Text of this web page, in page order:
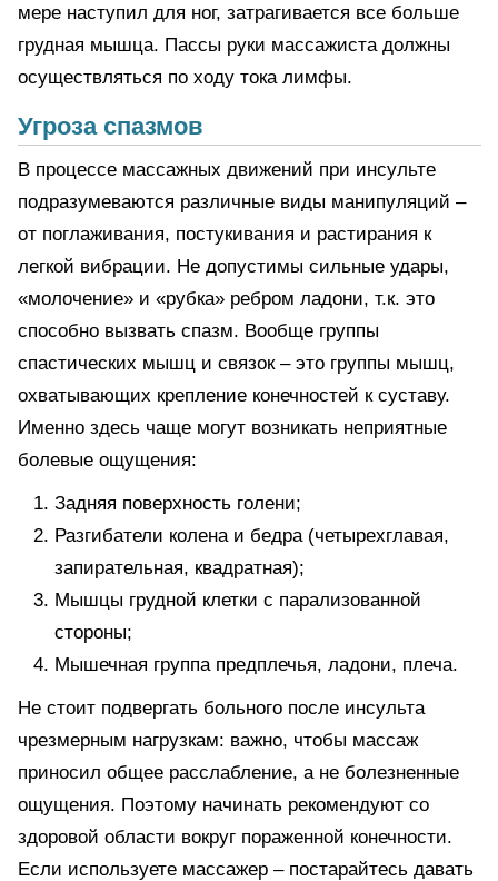
мере наступил для ног, затрагивается все больше
грудная мышца. Пассы руки массажиста должны
осуществляться по ходу тока лимфы.
Угроза спазмов
В процессе массажных движений при инсульте
подразумеваются различные виды манипуляций –
от поглаживания, постукивания и растирания к
легкой вибрации. Не допустимы сильные удары,
«молочение» и «рубка» ребром ладони, т.к. это
способно вызвать спазм. Вообще группы
спастических мышц и связок – это группы мышц,
охватывающих крепление конечностей к суставу.
Именно здесь чаще могут возникать неприятные
болевые ощущения:
Задняя поверхность голени;
Разгибатели колена и бедра (четырехглавая,
запирательная, квадратная);
Мышцы грудной клетки с парализованной
стороны;
Мышечная группа предплечья, ладони, плеча.
Не стоит подвергать больного после инсульта
чрезмерным нагрузкам: важно, чтобы массаж
приносил общее расслабление, а не болезненные
ощущения. Поэтому начинать рекомендуют со
здоровой области вокруг пораженной конечности.
Если используете массажер – постарайтесь давать